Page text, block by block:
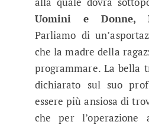
Uomini e Donne,
Parliamo di
che la madre della
programmare. La bella
dichiarato sul suo
essere più ansiosa di
che per l’operazione